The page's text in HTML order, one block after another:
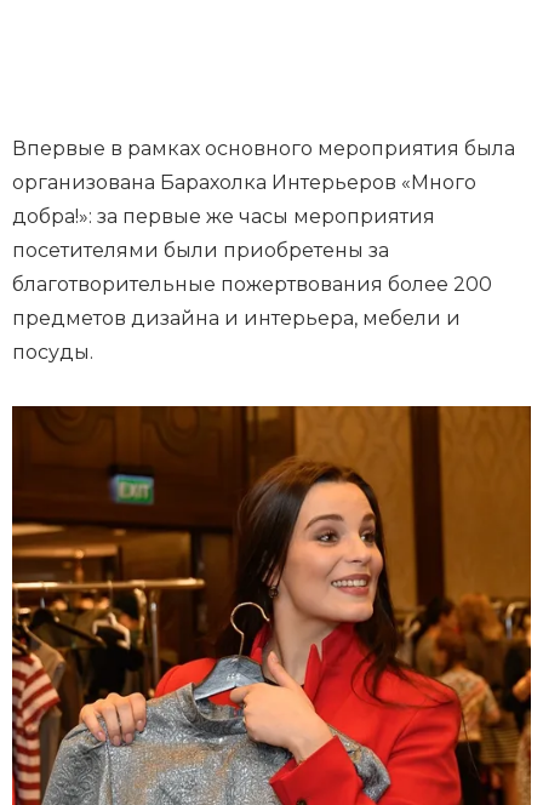
Впервые в рамках основного мероприятия была
организована Барахолка Интерьеров «Много
добра!»: за первые же часы мероприятия
посетителями были приобретены за
благотворительные пожертвования более 200
предметов дизайна и интерьера, мебели и
посуды.